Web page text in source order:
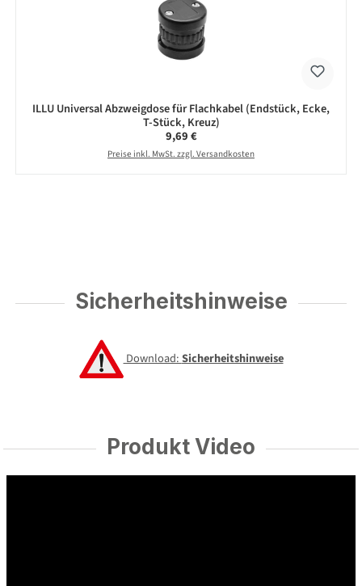
ILLU Universal Abzweigdose für Flachkabel (Endstück, Ecke,
T-Stück, Kreuz)
Regulärer Preis:
9,69 €
Preise inkl. MwSt. zzgl. Versandkosten
Sicherheitshinweise
Download:Sicherheitshinweise
Produkt Video